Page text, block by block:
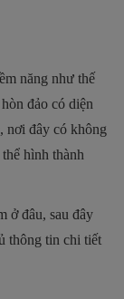
năng như thế
đảo có diện
nơi đây có không
hình thành
ở đâu, sau đây
thông tin chi tiết